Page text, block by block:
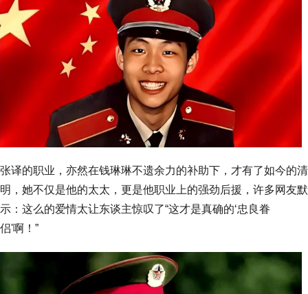
张译的职业，亦然在钱琳琳不遗余力的补助下，才有了如今的清
明，她不仅是他的太太，更是他职业上的强劲后援，许多网友默
示：这么的爱情太让东谈主惊叹了“这才是真确的‘忠良眷
侣'啊！”